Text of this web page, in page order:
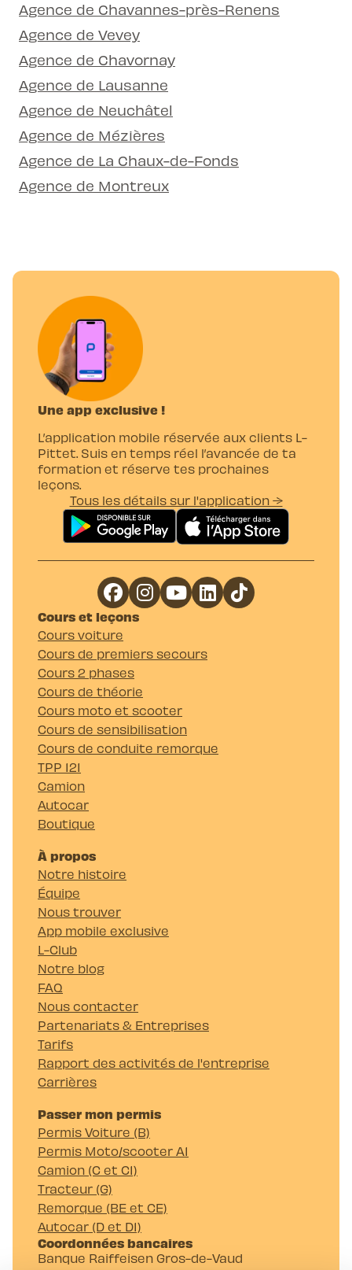
Agence de Chavannes-près-Renens
Agence de Vevey
Agence de Chavornay
Agence de Lausanne
Agence de Neuchâtel
Agence de Mézières
Agence de La Chaux-de-Fonds
Agence de Montreux
Une app exclusive !
L’application mobile réservée aux clients L-
Pittet. Suis en temps réel l’avancée de ta
formation et réserve tes prochaines
leçons.
Tous les détails sur l'application →
Cours et leçons
Cours voiture
Cours de premiers secours
Cours 2 phases
Cours de théorie
Cours moto et scooter
Cours de sensibilisation
Cours de conduite remorque
TPP 121
Camion
Autocar
Boutique
À propos
Notre histoire
Équipe
Nous trouver
App mobile exclusive
L-Club
Notre blog
FAQ
Nous contacter
Partenariats & Entreprises
Tarifs
Rapport des activités de l'entreprise
Carrières
Passer mon permis
Permis Voiture (B)
Permis Moto/scooter A1
Camion (C et C1)
Tracteur (G)
Remorque (BE et CE)
Autocar (D et D1)
Coordonnées bancaires
Banque Raiffeisen Gros-de-Vaud